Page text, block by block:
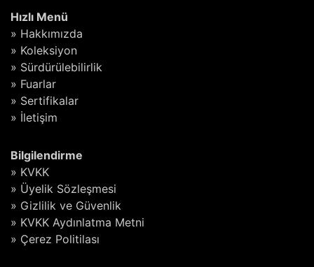
Hızlı Menü
» Hakkımızda
» Koleksiyon
» Sürdürülebilirlik
» Fuarlar
» Sertifikalar
» İletişim
Bilgilendirme
» KVKK
» Üyelik Sözleşmesi
» Gizlilik ve Güvenlik
» KVKK Aydınlatma Metni
» Çerez Politilası